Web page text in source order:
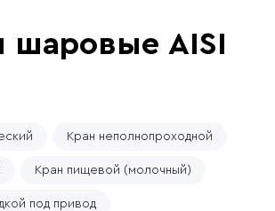
шаровые AISI
Кран неполнопроходной
Кран пищевой (молочный)
под привод